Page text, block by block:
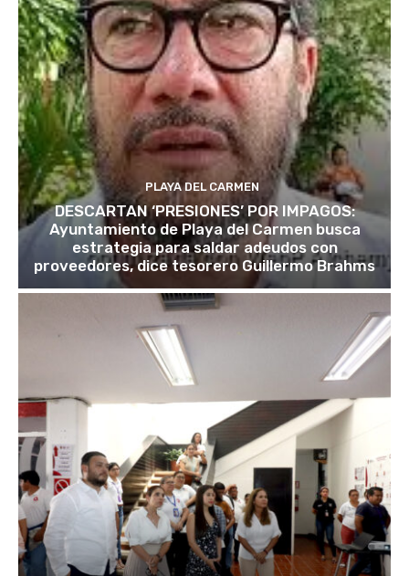
PLAYA DEL CARMEN
DESCARTAN ‘PRESIONES’ POR IMPAGOS:
Ayuntamiento de Playa del Carmen busca
estrategia para saldar adeudos con
proveedores, dice tesorero Guillermo Brahms